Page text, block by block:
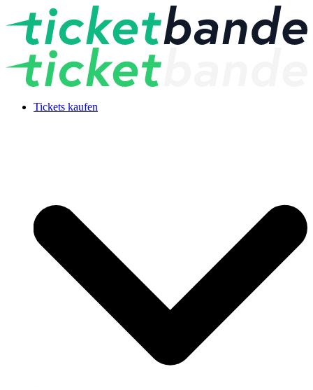
Tickets kaufen